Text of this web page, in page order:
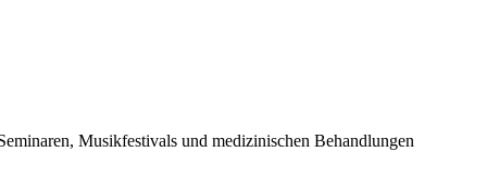
Musikfestivals und medizinischen Behandlungen